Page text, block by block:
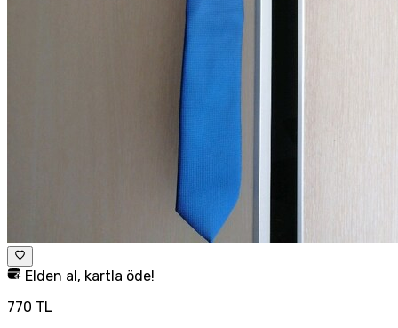
Elden al, kartla öde!
770 TL